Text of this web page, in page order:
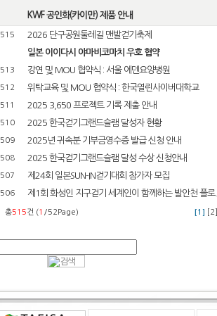
KWF 공인화(카이만) 제품 안내
515 2026 단구공원둘레길 맨발걷기축제
일본 이이다시 야마비코마치 우호 협약
513 강연 및 MOU 협약식 : 서울 에덴요양병원
512 위탁교육 및 MOU 협약식 : 한국열린사이버대학교
511 2025 3,650 프로젝트 기록 제출 안내
510 2025 한국걷기그랜드슬램 달성자 현황
509 2025년 귀속분 기부금영수증 발급 신청 안내
508 2025 한국걷기그랜드슬램 달성 수상 신청안내
507 제24회 일본SUN-IN걷기대회 참가자 모집
506 제1회 화성인 지구걷기 세계인이 함께하는 발안천 플로...
총515건 (1 /52Page) [1] [2]